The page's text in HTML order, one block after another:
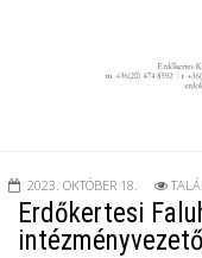
2023. OKTÓBER 18.
Erdőkertesi